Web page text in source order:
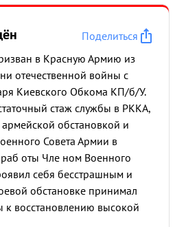
Поделиться
в Красную Армию из
отечественной войны с
Киевского Обкома КП/б/У.
стаж службы в РККА,
обстановкой и
Совета Армии в
оты Чле ном Военного
себя бесстрашным и
обстановке принимал
восстановлению высокой
частей 5 армии в